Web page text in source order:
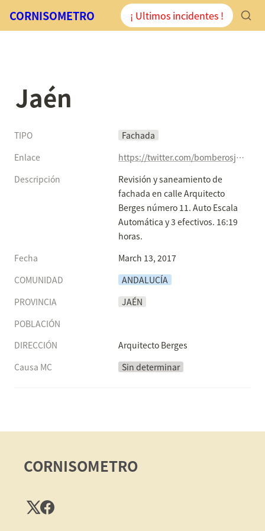
CORNISOMETRO ¡ Ultimos incidentes !
Jaén
TIPO
Fachada
Enlace
https://twitter.com/bomberosjaen/status/841369536997781505
Descripción
Revisión y saneamiento de
fachada en calle Arquitecto
Berges número 11. Auto Escala
Automática y 3 efectivos. 16:19
horas.
Fecha
March 13, 2017
COMUNIDAD
ANDALUCÍA
PROVINCIA
JAÉN
POBLACIÓN
DIRECCIÓN
Arquitecto Berges
Causa MC
Sin determinar
CORNISOMETRO